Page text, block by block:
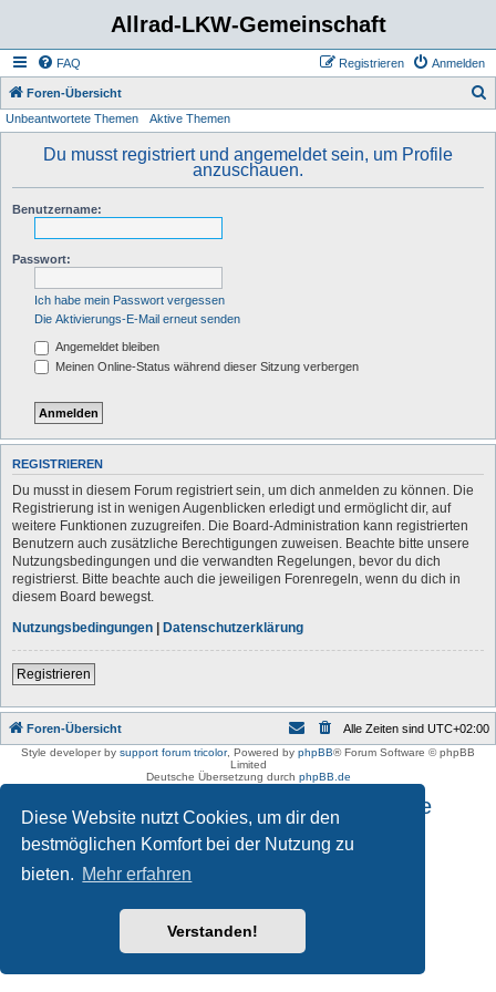
Diese Website nutzt Cookies, um dir den
bestmöglichen Komfort bei der Nutzung zu
bieten. Mehr erfahren
Verstanden!
Allrad-LKW-Gemeinschaft
FAQ Anmelden
Registrieren
Foren-Übersicht
Unbeantwortete Themen Aktive Themen
Du musst registriert und angemeldet sein, um Profile
anzuschauen.
Benutzername:
Passwort:
Ich habe mein Passwort vergessen
Die Aktivierungs-E-Mail erneut senden
Angemeldet bleiben
Meinen Online-Status während dieser Sitzung verbergen
REGISTRIEREN
Du musst in diesem Forum registriert sein, um dich anmelden zu können. Die
Registrierung ist in wenigen Augenblicken erledigt und ermöglicht dir, auf
weitere Funktionen zuzugreifen. Die Board-Administration kann registrierten
Benutzern auch zusätzliche Berechtigungen zuweisen. Beachte bitte unsere
Nutzungsbedingungen und die verwandten Regelungen, bevor du dich
registrierst. Bitte beachte auch die jeweiligen Forenregeln, wenn du dich in
diesem Board bewegst.
Nutzungsbedingungen | Datenschutzerklärung
Registrieren
Foren-Übersicht Alle Zeiten sind UTC+02:00
Style developer by support forum tricolor, Powered by phpBB® Forum Software © phpBB
Limited
Deutsche Übersetzung durch phpBB.de
Impressum und Datenschutzhinweise